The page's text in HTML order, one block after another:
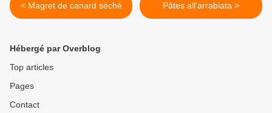
< Magret de canard séché Pâtes all'arrabiata >
Hébergé par Overblog
Top articles
Pages
Contact